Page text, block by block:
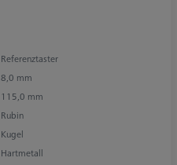
Referenztaster
8,0 mm
115,0 mm
Rubin
Kugel
Hartmetall